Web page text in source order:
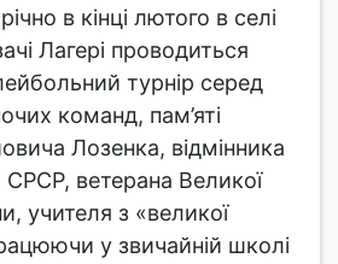
в кінці лютого в селі
Лагері проводиться
турнір серед
команд, пам’яті
Лозенка, відмінника
СРСР, ветерана Великої
учителя з «великої
у звичайній школі